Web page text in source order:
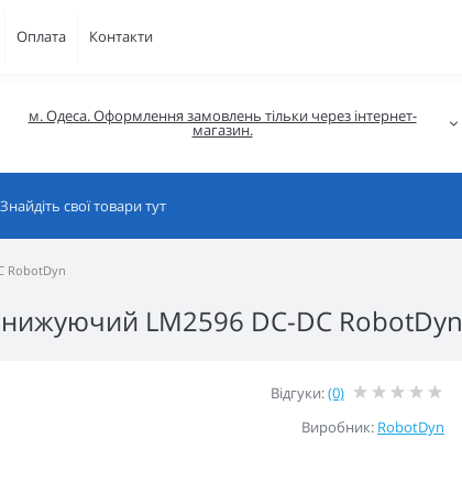
Оплата Контакти
м. Одеса. Оформлення замовлень тільки через інтернет-
магазин.
RobotDyn
LM2596 DC-DC RobotDyn
Відгуки:(0)
Виробник: RobotDyn